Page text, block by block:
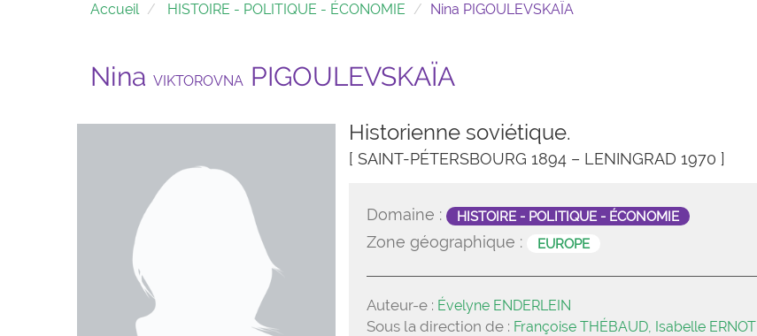
Accueil HISTOIRE - POLITIQUE - ÉCONOMIE Nina PIGOULEVSKAÏA
Nina VIKTOROVNA PIGOULEVSKAÏA
Historienne soviétique.
[ SAINT-PÉTERSBOURG 1894 – LENINGRAD 1970 ]
Domaine : HISTOIRE - POLITIQUE - ÉCONOMIE
Zone géographique : EUROPE
Auteur-e : Évelyne ENDERLEIN
Sous la direction de : Françoise THÉBAUD, Isabelle ERNOT